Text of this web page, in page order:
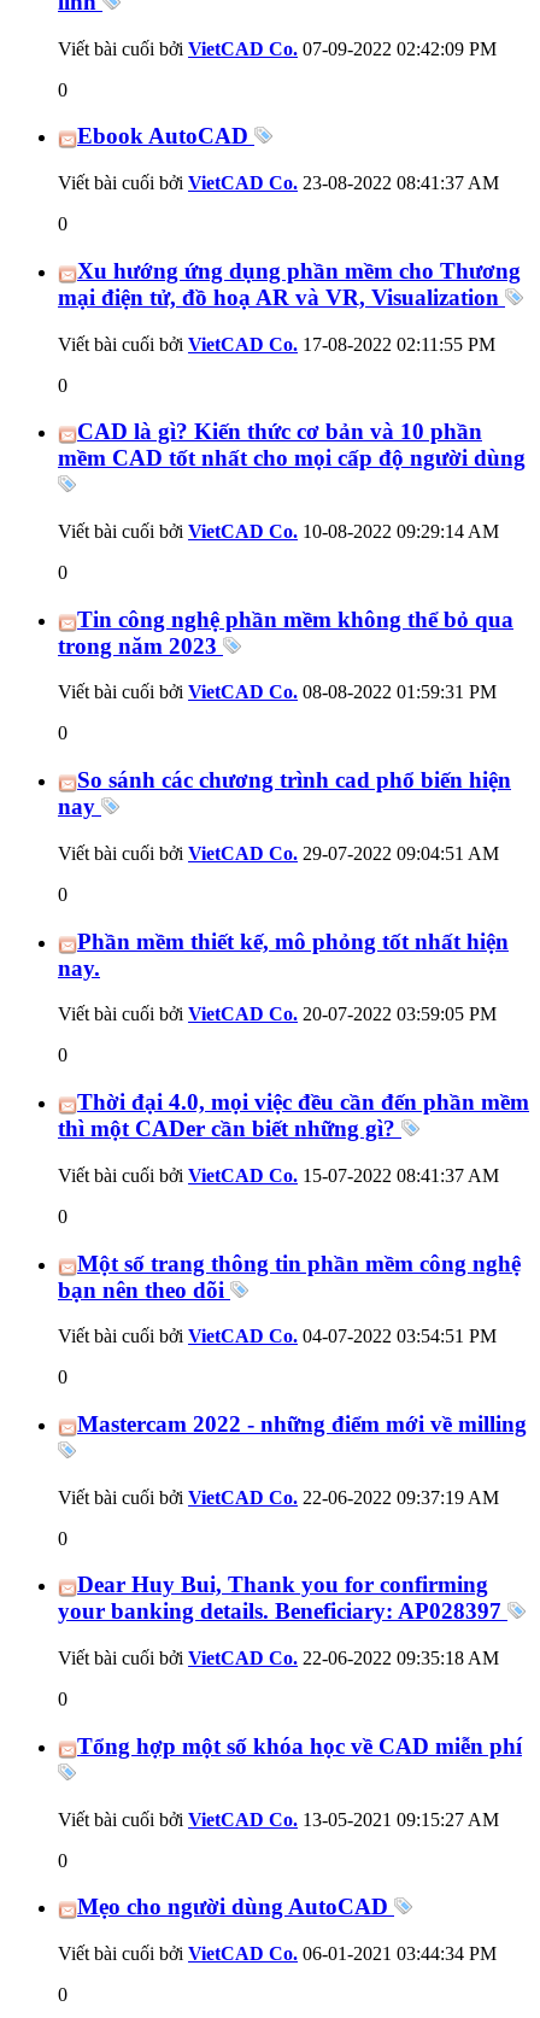
Viết bài cuối bởi VietCAD Co. 07-09-2022 02:42:09 PM
0
Ebook AutoCAD
Viết bài cuối bởi VietCAD Co. 23-08-2022 08:41:37 AM
0
Xu hướng ứng dụng phần mềm cho Thương
mại điện tử, đồ hoạ AR và VR, Visualization
Viết bài cuối bởi VietCAD Co. 17-08-2022 02:11:55 PM
0
CAD là gì? Kiến thức cơ bản và 10 phần
mềm CAD tốt nhất cho mọi cấp độ người dùng
Viết bài cuối bởi VietCAD Co. 10-08-2022 09:29:14 AM
0
Tin công nghệ phần mềm không thể bỏ qua
trong năm 2023
Viết bài cuối bởi VietCAD Co. 08-08-2022 01:59:31 PM
0
So sánh các chương trình cad phổ biến hiện
nay
Viết bài cuối bởi VietCAD Co. 29-07-2022 09:04:51 AM
0
Phần mềm thiết kế, mô phỏng tốt nhất hiện
nay.
Viết bài cuối bởi VietCAD Co. 20-07-2022 03:59:05 PM
0
Thời đại 4.0, mọi việc đều cần đến phần mềm
thì một CADer cần biết những gì?
Viết bài cuối bởi VietCAD Co. 15-07-2022 08:41:37 AM
0
Một số trang thông tin phần mềm công nghệ
bạn nên theo dõi
Viết bài cuối bởi VietCAD Co. 04-07-2022 03:54:51 PM
0
Mastercam 2022 - những điểm mới về milling
Viết bài cuối bởi VietCAD Co. 22-06-2022 09:37:19 AM
0
Dear Huy Bui, Thank you for confirming
your banking details. Beneficiary: AP028397
Viết bài cuối bởi VietCAD Co. 22-06-2022 09:35:18 AM
0
Tổng hợp một số khóa học về CAD miễn phí
Viết bài cuối bởi VietCAD Co. 13-05-2021 09:15:27 AM
0
Mẹo cho người dùng AutoCAD
Viết bài cuối bởi VietCAD Co. 06-01-2021 03:44:34 PM
0